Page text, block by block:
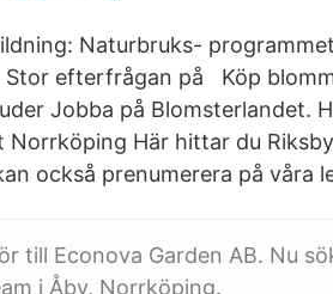
Naturbruks-
Stor efterfrågan på Köp
Jobba på Blomsterlandet.
Norrköping Här hittar du
också prenumerera på våra
till Econova Garden AB. Nu
i Åby, Norrköping.